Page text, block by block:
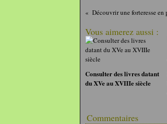
Découvrir une forteresse en
Vous aimerez aussi :
Consulter des livres datant
du XVe au XVIIIe siècle
Commentaires